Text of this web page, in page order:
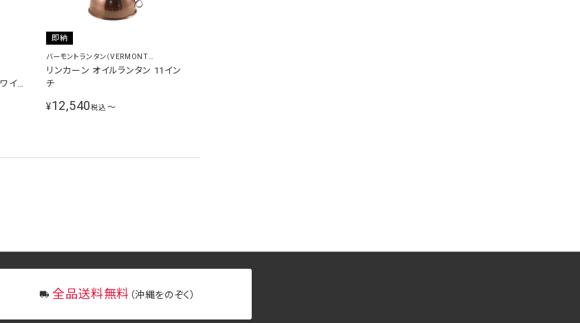
イ
即納
バーモントランタン（VERMONT
LANTERNS）
リンカーン オイルランタン 11イン
チ
¥12,540税込 〜
全品送料無料 （沖縄をのぞく）